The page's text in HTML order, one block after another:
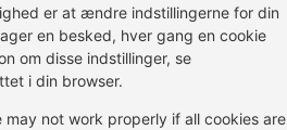
er at ændre indstillingerne for din
en besked, hver gang en cookie
om disse indstillinger, se
i din browser.
may not work properly if all cookies are